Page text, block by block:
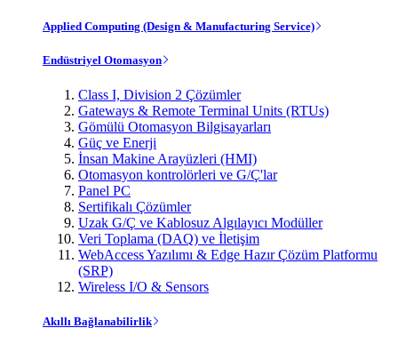
Applied Computing (Design & Manufacturing Service)
Endüstriyel Otomasyon
Class I, Division 2 Çözümler
Gateways & Remote Terminal Units (RTUs)
Gömülü Otomasyon Bilgisayarları
Güç ve Enerji
İnsan Makine Arayüzleri (HMI)
Otomasyon kontrolörleri ve G/Ç'lar
Panel PC
Sertifikalı Çözümler
Uzak G/Ç ve Kablosuz Algılayıcı Modüller
Veri Toplama (DAQ) ve İletişim
WebAccess Yazılımı & Edge Hazır Çözüm Platformu
(SRP)
Wireless I/O & Sensors
Akıllı Bağlanabilirlik